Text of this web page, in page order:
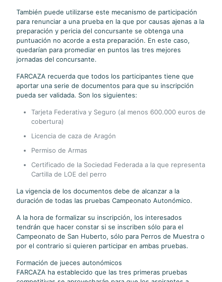
También puede utilizarse este mecanismo de participación
para renunciar a una prueba en la que por causas ajenas a la
preparación y pericia del concursante se obtenga una
puntuación no acorde a esta preparación. En este caso,
quedarían para promediar en puntos las tres mejores
jornadas del concursante.
FARCAZA recuerda que todos los participantes tiene que
aportar una serie de documentos para que su inscripción
pueda ser validada. Son los siguientes:
Tarjeta Federativa y Seguro (al menos 600.000 euros de
cobertura)
Licencia de caza de Aragón
Permiso de Armas
Certificado de la Sociedad Federada a la que representa
Cartilla de LOE del perro
La vigencia de los documentos debe de alcanzar a la
duración de todas las pruebas Campeonato Autonómico.
A la hora de formalizar su inscripción, los interesados
tendrán que hacer constar si se inscriben sólo para el
Campeonato de San Huberto, sólo para Perros de Muestra o
por el contrario si quieren participar en ambas pruebas.
Formación de jueces autonómicos
FARCAZA ha establecido que las tres primeras pruebas